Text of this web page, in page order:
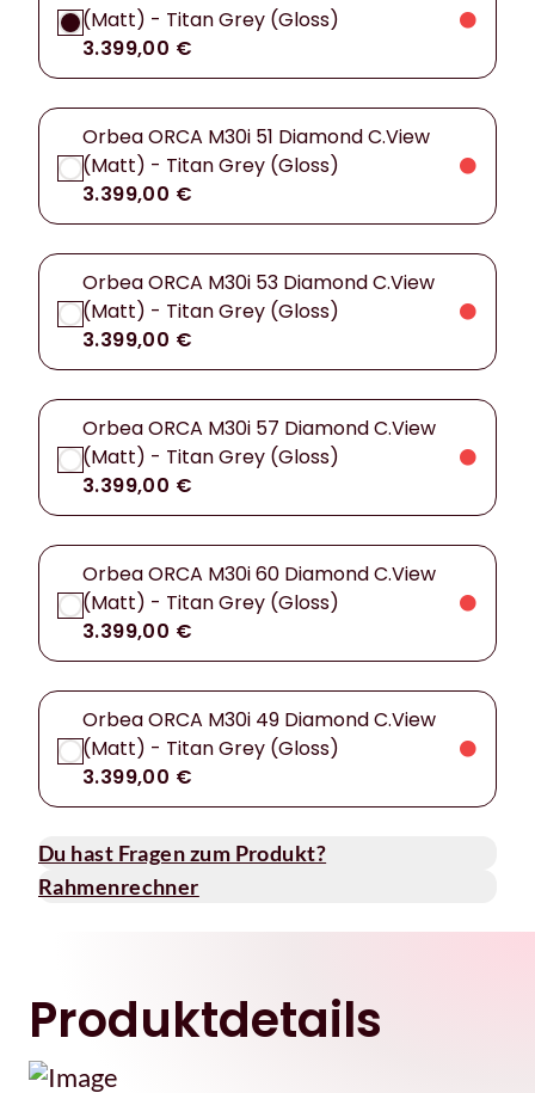
(Matt) - Titan Grey (Gloss)
3.399,00 €
Orbea ORCA M30i 51 Diamond C.View
(Matt) - Titan Grey (Gloss)
3.399,00 €
Orbea ORCA M30i 53 Diamond C.View
(Matt) - Titan Grey (Gloss)
3.399,00 €
Orbea ORCA M30i 57 Diamond C.View
(Matt) - Titan Grey (Gloss)
3.399,00 €
Orbea ORCA M30i 60 Diamond C.View
(Matt) - Titan Grey (Gloss)
3.399,00 €
Orbea ORCA M30i 49 Diamond C.View
(Matt) - Titan Grey (Gloss)
3.399,00 €
Du hast Fragen zum Produkt?
Rahmenrechner
Produktdetails